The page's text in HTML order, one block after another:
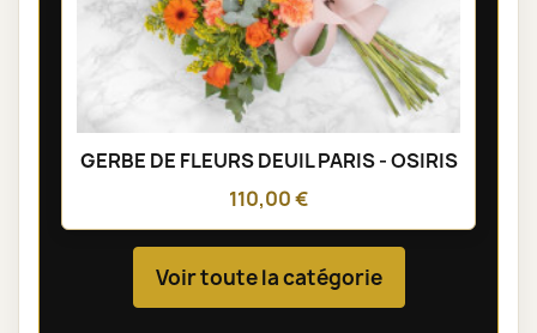
GERBE DE FLEURS DEUIL PARIS - OSIRIS
110,00 €
Voir toute la catégorie